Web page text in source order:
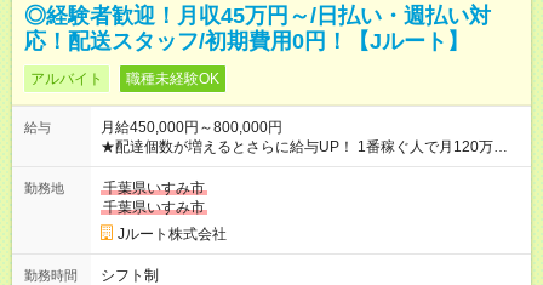
◎経験者歓迎！月収45万円～/日払い・週払い対
応！配送スタッフ/初期費用0円！【Jルート】
アルバイト 職種未経験OK
給与
月給450,000円～800,000円
★配達個数が増えるとさらに給与UP！ 1番稼ぐ人で月120万ほ
ど！ ・主要都市エリア 月収55万円／週5日稼働 月収65万~112
万円／週6日稼働 ・地方郊外エリア 月収40万円／週5日稼働 月
収40万円~50万円／週6日稼働 ＜モデルイメージ＞ ■月収50万
円 (27歳男性/江東区在住)※元建築関係 1日150個配達×25日勤務
(日休み) ■月収80万円(43歳男性/墨田区在住)※元営業 1日200個
勤務地
千葉県いすみ市
千葉県いすみ市
Jルート株式会社
勤務時間
シフト制